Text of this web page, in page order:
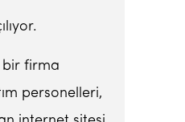
bir firma
personelleri,